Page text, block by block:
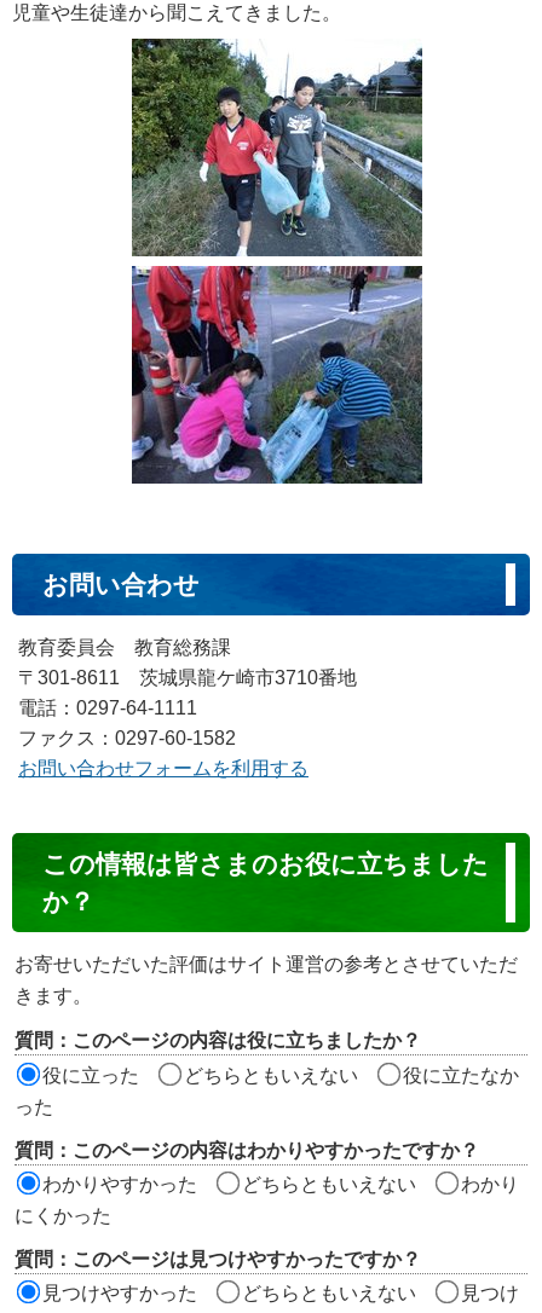
児童や生徒達から聞こえてきました。
お問い合わせ
教育委員会 教育総務課
〒301-8611 茨城県龍ケ崎市3710番地
電話：0297-64-1111
ファクス：0297-60-1582
お問い合わせフォームを利用する
ン
ン
ツ
評
価
ア
この情報は皆さまのお役に立ちました
か？
お寄せいただいた評価はサイト運営の参考とさせていただ
きます。
質問：このページの内容は役に立ちましたか？
役に立った
どちらともいえない
役に立たなか
った
質問：このページの内容はわかりやすかったですか？
わかりやすかった
どちらともいえない
わかり
にくかった
質問：このページは見つけやすかったですか？
見つけやすかった
どちらともいえない
見つけ